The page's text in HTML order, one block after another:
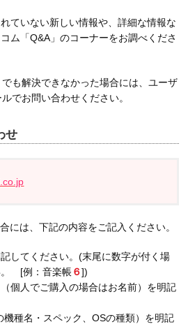
ていない新しい情報や、詳細な情報な
ム「Q&A」のコーナーをお調べくださ
も解決できなかった場合には、ユーザ
でお問い合わせください。
せ
には、下記の内容をご記入ください。
してください。(末尾に数字が付く場
。 [例：音楽帳６])
個人でご購入の場合はお名前）を明記
機種名・スペック、OSの種類）を明記